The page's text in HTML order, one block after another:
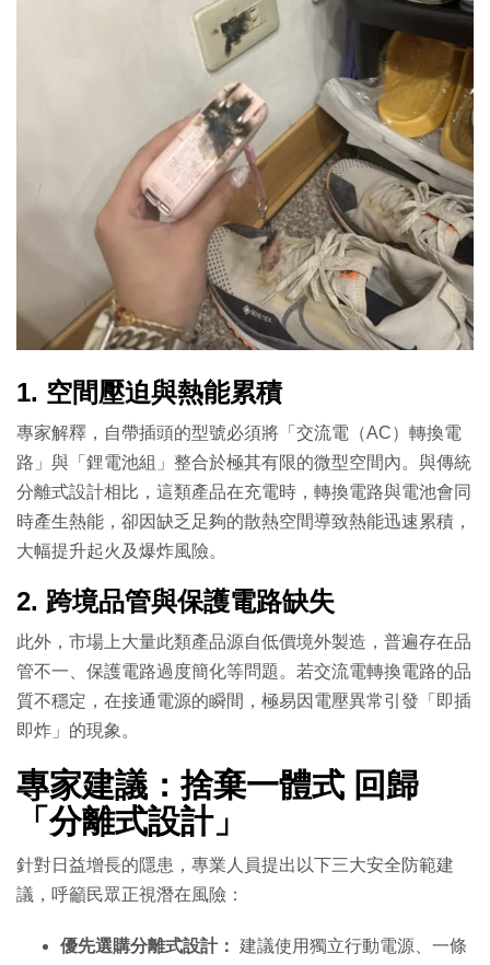
1. 空間壓迫與熱能累積
專家解釋，自帶插頭的型號必須將「交流電（AC）轉換電
路」與「鋰電池組」整合於極其有限的微型空間內。與傳統
分離式設計相比，這類產品在充電時，轉換電路與電池會同
時產生熱能，卻因缺乏足夠的散熱空間導致熱能迅速累積，
大幅提升起火及爆炸風險。
2. 跨境品管與保護電路缺失
此外，市場上大量此類產品源自低價境外製造，普遍存在品
管不一、保護電路過度簡化等問題。若交流電轉換電路的品
質不穩定，在接通電源的瞬間，極易因電壓異常引發「即插
即炸」的現象。
專家建議：捨棄一體式 回歸
「分離式設計」
針對日益增長的隱患，專業人員提出以下三大安全防範建
議，呼籲民眾正視潛在風險：
優先選購分離式設計： 建議使用獨立行動電源、一條